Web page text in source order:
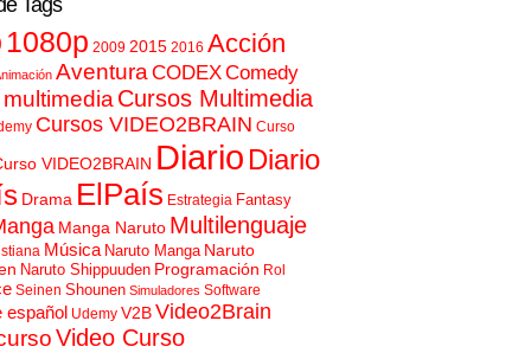
Tags
1080p 2009 2015 2016 Acción
AventuraCODEXComedy
Cursos Multimedia
Cursos VIDEO2BRAIN Curso
VIDEO2BRAIN Diario Diario
Drama ElPaís Estrategia Fantasy
Manga Naruto Multilenguaje
Música Naruto Manga Naruto
Naruto Shippuuden Programación Rol
Seinen Shounen Simuladores Software
español Udemy V2BVideo2Brain
Video Curso